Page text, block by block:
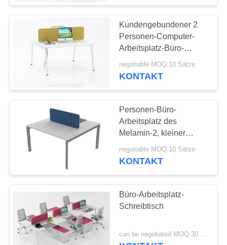
Kundengebundener 2
Personen-Computer-
Arbeitsplatz-Büro-
Möbel-Mode-Entwurf
negotiable MOQ:10 Sätze
KONTAKT
Personen-Büro-
Arbeitsplatz des
Melamin-2, kleiner
Schreibtisch
wasserdicht
negotiable MOQ:10 Sätze
KONTAKT
Büro-Arbeitsplatz-
Schreibtisch
can be negotiated MOQ:30 Stück